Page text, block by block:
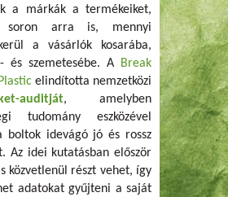
a márkák a termékeiket,
soron arra is, mennyi
a vásárlók kosarába,
és szemetesébe. A Break
elindította nemzetközi
auditját, amelyben
tudomány eszközével
boltok idevágó jó és rossz
Az idei kutatásban először
közvetlenül részt vehet, így
adatokat gyűjteni a saját